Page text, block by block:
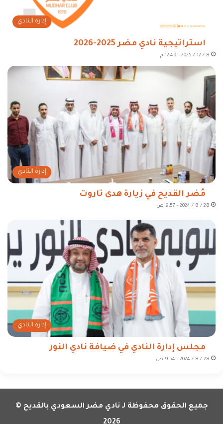
إدارة النادي
استراتيجية نادي مضر 2025-2026
8 / 12 / 2025 - 12:49 م
إدارة النادي
مُضر القديح في زيارة هدى تاروت
28 / 8 / 2024 - 9:57 ص
إدارة النادي
مجلس إدارة النادي في ضيافة نادي النور
28 / 8 / 2024 - 9:54 ص
جميع الحقوق محفوظة لـ نادي مضر السعودي بالقديح ©